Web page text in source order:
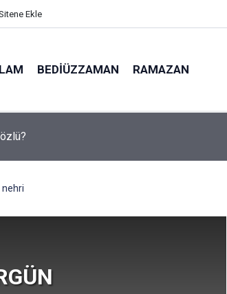
Ekle
BEDIÜZZAMAN RAMAZAN
başarısızlığa yol açıyor